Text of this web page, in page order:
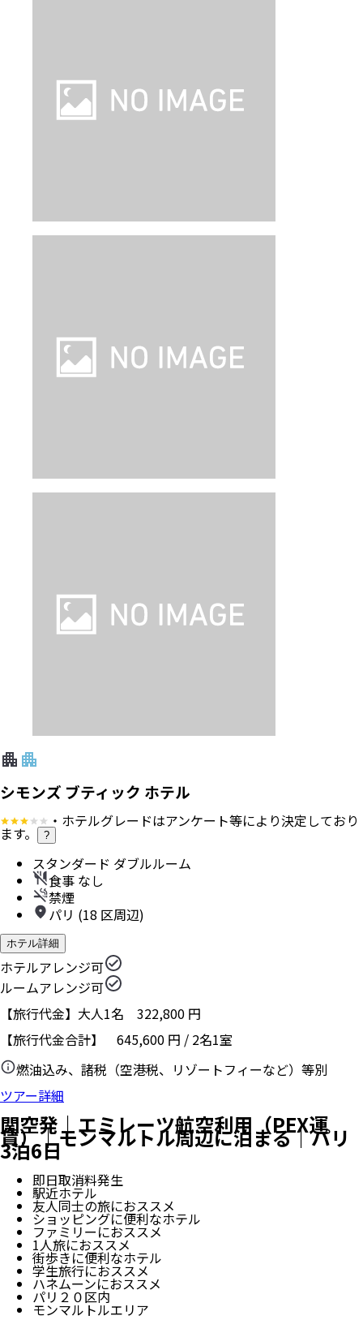
シモンズ ブティック ホテル
・ホテルグレードはアンケート等により決定しており
ます。 ?
スタンダード ダブルルーム
食事 なし
禁煙
パリ (18 区周辺)
ホテル詳細
ホテルアレンジ可
ルームアレンジ可
【旅行代金】大人1名 322,800 円
【旅行代金合計】 645,600 円 / 2名1室
燃油込み、諸税（空港税、リゾートフィーなど）等別
ツアー詳細
関空発｜エミレーツ航空利用（PEX運
賃）｜モンマルトル周辺に泊まる｜パリ
3泊6日
即日取消料発生
駅近ホテル
友人同士の旅におススメ
ショッピングに便利なホテル
ファミリーにおススメ
1人旅におススメ
街歩きに便利なホテル
学生旅行におススメ
ハネムーンにおススメ
パリ２０区内
モンマルトルエリア